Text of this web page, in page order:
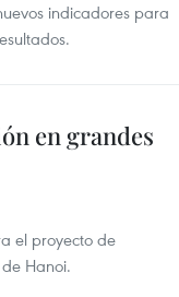
indicadores para
en grandes
el proyecto de
Hanoi.